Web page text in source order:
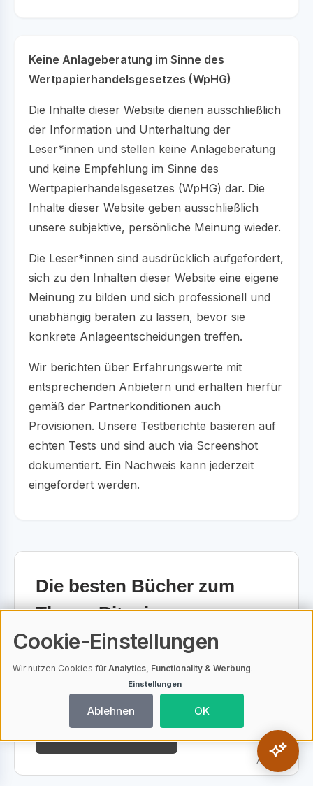
Keine Anlageberatung im Sinne des
Wertpapierhandelsgesetzes (WpHG)
Die Inhalte dieser Website dienen ausschließlich
der Information und Unterhaltung der
Leser*innen und stellen keine Anlageberatung
und keine Empfehlung im Sinne des
Wertpapierhandelsgesetzes (WpHG) dar. Die
Inhalte dieser Website geben ausschließlich
unsere subjektive, persönliche Meinung wieder.
Die Leser*innen sind ausdrücklich aufgefordert,
sich zu den Inhalten dieser Website eine eigene
Meinung zu bilden und sich professionell und
unabhängig beraten zu lassen, bevor sie
konkrete Anlageentscheidungen treffen.
Wir berichten über Erfahrungswerte mit
entsprechenden Anbietern und erhalten hierfür
gemäß der Partnerkonditionen auch
Provisionen. Unsere Testberichte basieren auf
echten Tests und sind auch via Screenshot
dokumentiert. Ein Nachweis kann jederzeit
eingefordert werden.
Die besten Bücher zum
Thema Bitcoin
Egal, ob Du Dein Einsteiger bist oder
Dein Fachwissen vertiefen möchtest -
die richtige Literatur gibt es bei Amazon!
Anzeige
Cookie-Einstellungen
Wir nutzen Cookies fürAnalytics, Functionality & Werbung.
Einstellungen
Ablehnen OK